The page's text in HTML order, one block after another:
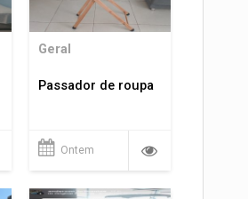
Geral
Passador de roupa
Ontem